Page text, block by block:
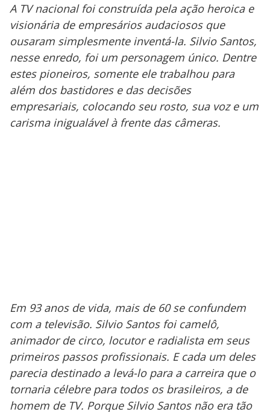
A TV nacional foi construída pela ação heroica e
visionária de empresários audaciosos que
ousaram simplesmente inventá-la. Silvio Santos,
nesse enredo, foi um personagem único. Dentre
estes pioneiros, somente ele trabalhou para
além dos bastidores e das decisões
empresariais, colocando seu rosto, sua voz e um
carisma inigualável à frente das câmeras.
Em 93 anos de vida, mais de 60 se confundem
com a televisão. Silvio Santos foi camelô,
animador de circo, locutor e radialista em seus
primeiros passos profissionais. E cada um deles
parecia destinado a levá-lo para a carreira que o
tornaria célebre para todos os brasileiros, a de
homem de TV. Porque Silvio Santos não era tão